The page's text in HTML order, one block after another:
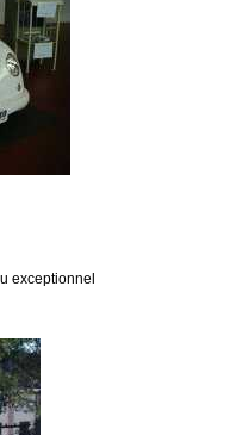
exceptionnel